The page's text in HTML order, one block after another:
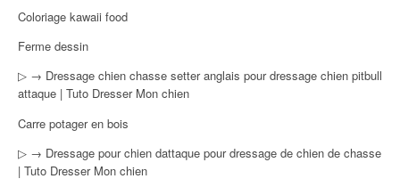
Coloriage kawaii food
Ferme dessin
▷ → Dressage chien chasse setter anglais pour dressage chien pitbull
attaque | Tuto Dresser Mon chien
Carre potager en bois
▷ → Dressage pour chien dattaque pour dressage de chien de chasse
| Tuto Dresser Mon chien